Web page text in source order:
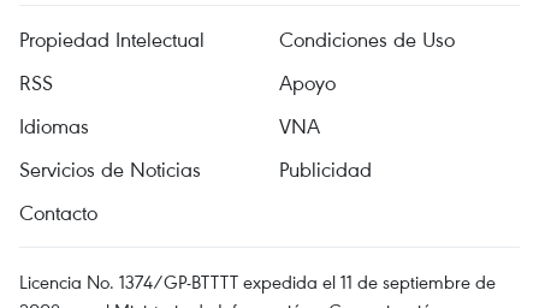
Propiedad Intelectual
Condiciones de Uso
RSS
Apoyo
Idiomas
VNA
Servicios de Noticias
Publicidad
Contacto
Licencia No. 1374/GP-BTTTT expedida el 11 de septiembre de